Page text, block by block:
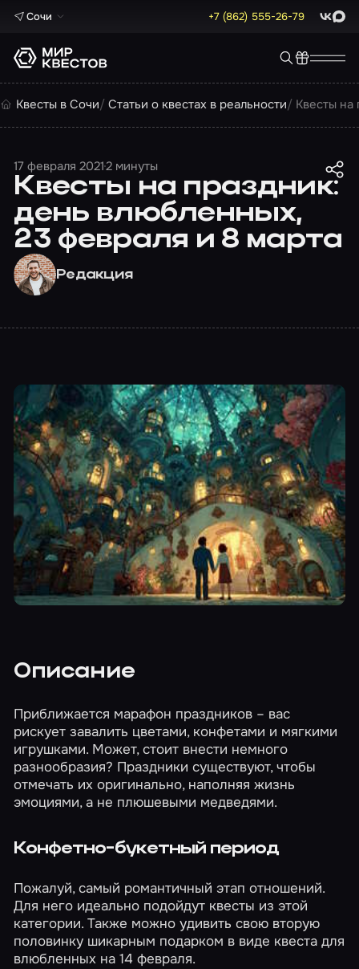
Сочи +7 (862) 555-26-79 Max
Квесты в Сочи Статьи о квестах в реальности Квесты
17 февраля 20212 минуты
Квесты на праздник:
день влюбленных,
23 февраля и 8 марта
Редакция
Описание
Приближается марафон праздников – вас
рискует завалить цветами, конфетами и мягкими
игрушками. Может, стоит внести немного
разнообразия? Праздники существуют, чтобы
отмечать их оригинально, наполняя жизнь
эмоциями, а не плюшевыми медведями.
Конфетно-букетный период
Пожалуй, самый романтичный этап отношений.
Для него идеально подойдут квесты изэтой
категории. Также можно удивить свою вторую
половинку шикарным подарком в виде квеста для
влюбленных на 14 февраля.